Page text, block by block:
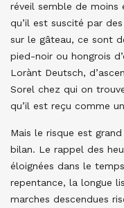
réveil semble de moins
qu’il est suscité par
sur le gâteau, ce sont
pied-noir ou hongrois
Lorànt Deutsch,
Sorel chez qui on
qu’il est reçu comme
Mais le risque est
bilan. Le rappel des
éloignées dans le
repentance, la longue
marches descendues